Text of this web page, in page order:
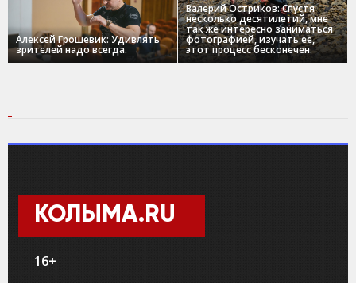
Алексей Грошевик: Удивлять
зрителей надо всегда.
Валерий Остриков: Спустя
несколько десятилетий, мне
так же интересно заниматься
фотографией, изучать ее,
этот процесс бесконечен.
КОЛЫМА.RU
16+